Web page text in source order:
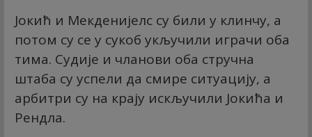
Јокић и Мекденијелс су били у клинчу, а
потом су се у сукоб укључили играчи оба
тима. Судије и чланови оба стручна
штаба су успели да смире ситуацију, а
арбитри су на крају искључили Јокића и
Рендла.